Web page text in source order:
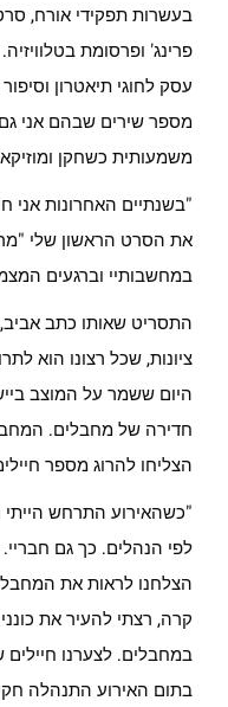
בעשרות תפקידי אורח, סרטי
פרינג' ופרסומת בטלוויזיה.
עסק לחוגי תיאטרון וסיפור
מספר שירים שבהם אני גם
משמעותית כשחקן ומוזיקאי
"בשנתיים האחרונות אני חי
במחשבותיי וברגעים
ציונות, שכל רצונו הוא
היום ששמר על המוצב
חדירה של מחבלים.
הצליחו להרוג מספר
"כשהאירוע התרחש הייתי
לפי הנהלים. כך גם חבריי.
הצלחנו לראות את
קרה, רצתי להעיר את כונני
במחבלים. לצערנו חיילים
בתום האירוע התנהלה